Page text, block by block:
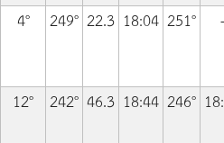
4° 249° 22.3 18:04 251° -
12° 242° 46.3 18:44 246°